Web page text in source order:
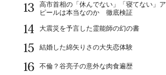
13
高市首相の「休んでない」「寝てない」ア
ピールは本当なのか 徹底検証
14
大震災を予言した霊能師の幻の書
15
結婚した綿矢りさの大失恋体験
16
不倫？谷亮子の意外な肉食遍歴